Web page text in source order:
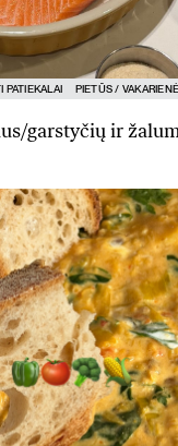
PATIEKALAI PIETŪS / VAKARIENĖ
garstyčių ir